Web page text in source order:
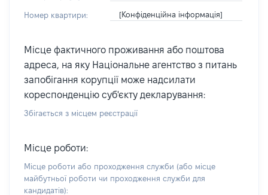
Номер квартири: [Конфіденційна інформація]
Місце фактичного проживання або поштова
адреса, на яку Національне агентство з питань
запобігання корупції може надсилати
кореспонденцію суб'єкту декларування:
Збігається з місцем реєстрації
Місце роботи:
Місце роботи або проходження служби (або місце
майбутньої роботи чи проходження служби для
кандидатів):